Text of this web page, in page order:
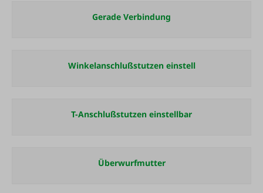
Gerade Verbindung
Winkelanschlußstutzen einstell
T-Anschlußstutzen einstellbar
Überwurfmutter